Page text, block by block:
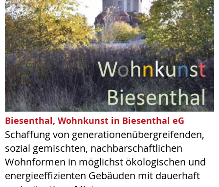
Biesenthal, Wohnkunst in Biesenthal eG
Schaffung von generationenübergreifenden,
sozial gemischten, nachbarschaftlichen
Wohnformen in möglichst ökologischen und
energieeffizienten Gebäuden mit dauerhaft